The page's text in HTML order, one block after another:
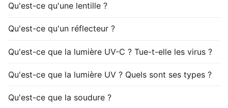
Qu'est-ce qu'une lentille ?
Qu'est-ce qu'un réflecteur ?
Qu'est-ce que la lumière UV-C ? Tue-t-elle les virus ?
Qu'est-ce que la lumière UV ? Quels sont ses types ?
Qu'est-ce que la soudure ?